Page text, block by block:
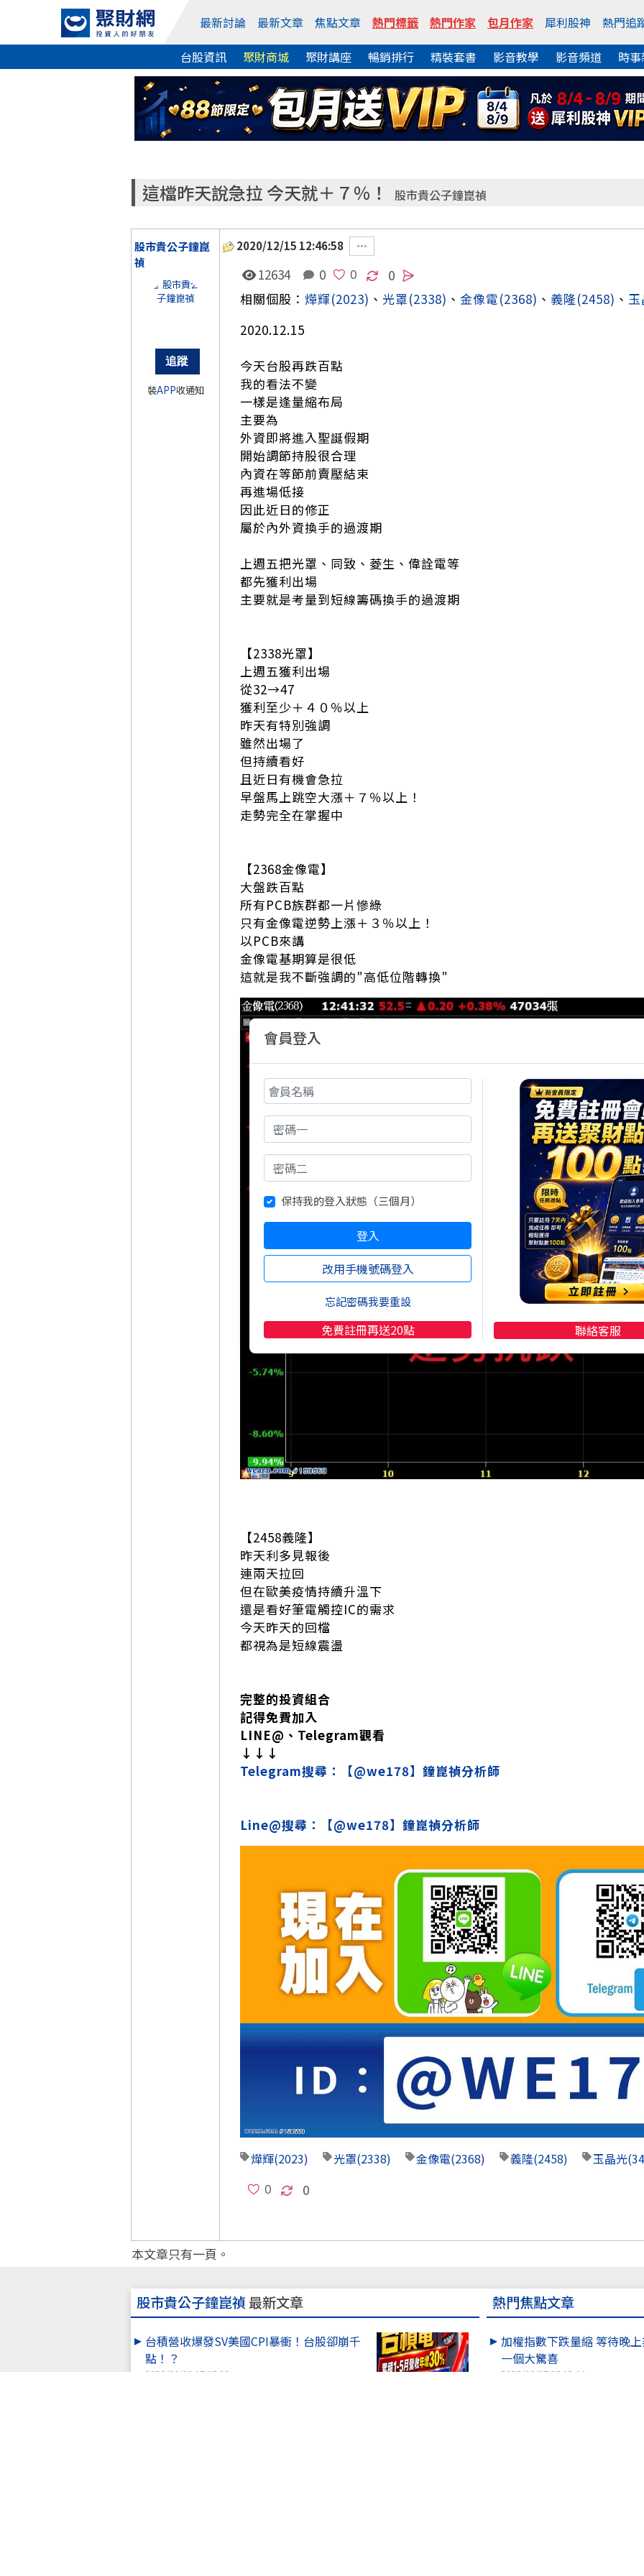
最新討論 最新文章 焦點文章 熱門標籤 熱門作家 包月作家 犀利股神
熱門追
台股資訊
聚財商城 聚財講座 暢銷排行 精裝套書 影音教學 影音頻道 時
這檔昨天說急拉 今天就＋７％！ 股市貴公子鐘崑禎
股市貴公子鐘崑
禎
裝APP收通知
2020/12/15 12:46:58
12634 0 0
相關個股： 燁輝(2023) 、 光罩(2338) 、 金像電(2368) 、 義隆(2458) 、
2020.12.15
今天台股再跌百點
我的看法不變
一樣是逢量縮布局
主要為
外資即將進入聖誕假期
開始調節持股很合理
內資在等節前賣壓結束
再進場低接
因此近日的修正
屬於內外資換手的過渡期
上週五把光罩、同致、菱生、偉詮電等
都先獲利出場
主要就是考量到短線籌碼換手的過渡期
【2338光罩】
上週五獲利出場
從32→47
獲利至少＋４０％以上
昨天有特別強調
雖然出場了
但持續看好
且近日有機會急拉
早盤馬上跳空大漲＋７％以上！
走勢完全在掌握中
【2368金像電】
大盤跌百點
所有PCB族群都一片慘綠
只有金像電逆勢上漲＋３％以上！
以PCB來講
金像電基期算是很低
這就是我不斷強調的"高低位階轉換"
【2458義隆】
昨天利多見報後
連兩天拉回
但在歐美疫情持續升溫下
還是看好筆電觸控IC的需求
今天昨天的回檔
都視為是短線震盪
完整的投資組合
記得免費加入
LINE@、Telegram觀看
↓↓↓
Telegram搜尋：【@we178】鐘崑禎分析師
Line@搜尋：【@we178】鐘崑禎分析師
燁輝(2023) 光罩(2338) 金像電(2368) 義隆(2458) 玉晶光
0
本文章只有一頁。
股市貴公子鐘崑禎最新文章
台積營收爆發SV美國CPI暴衝！台股卻崩千
點！？
2026/06/10 17:15:00
熱門焦點文章
加權指數下跌量縮 等待晚
一個大驚喜
2026/08/07 16:12:44
會員登入
保持我的登入狀態（三個月）
登入
改用手機號碼登入
忘記密碼我要重設
免費註冊再送20點 聯絡客服